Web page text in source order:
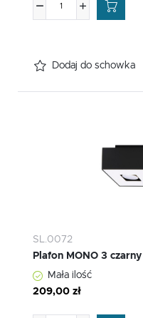
Dodaj do schowka
SL.0072
Plafon MONO 3 czarny
Mała ilość
209,00 zł